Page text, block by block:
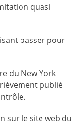
quasi
passer pour
du New York
publié
sur le site web du